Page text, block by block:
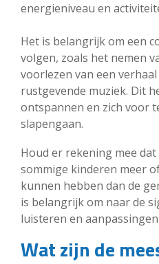
energieniveau en
Het is belangrijk om een
volgen, zoals het nemen
voorlezen van een
rustgevende muziek. Dit
ontspannen en zich voor
slapengaan.
Houd er rekening mee
sommige kinderen meer
kunnen hebben dan de
is belangrijk om naar de
luisteren en
Wat zijn de